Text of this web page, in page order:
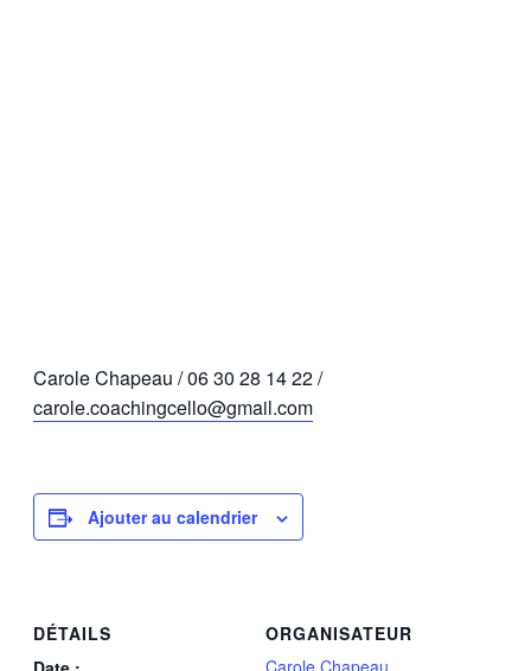
Carole Chapeau / 06 30 28 14 22 /
carole.coachingcello@gmail.com
Ajouter au calendrier
DÉTAILS
ORGANISATEUR
Carole Chapeau